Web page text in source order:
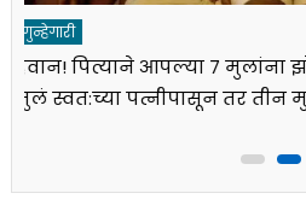
गुन्हेगारी
पुण्यात व्यावसायिकाची निवृत्त
कोटींची फसवणूक; धमकी